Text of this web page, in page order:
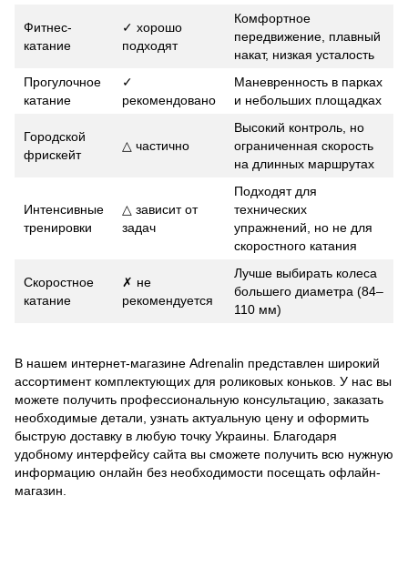
Фитнес-
катание
✓ хорошо
подходят
Комфортное
передвижение, плавный
накат, низкая усталость
Прогулочное
катание
✓
рекомендовано
Маневренность в парках
и небольших площадках
Городской
фрискейт
△ частично
Высокий контроль, но
ограниченная скорость
на длинных маршрутах
Интенсивные
тренировки
△ зависит от
задач
Подходят для
технических
упражнений, но не для
скоростного катания
Скоростное
катание
✗ не
рекомендуется
Лучше выбирать колеса
большего диаметра (84–
110 мм)
В нашем интернет-магазине Adrenalin представлен широкий
ассортимент комплектующих для роликовых коньков. У нас вы
можете получить профессиональную консультацию, заказать
необходимые детали, узнать актуальную цену и оформить
быструю доставку в любую точку Украины. Благодаря
удобному интерфейсу сайта вы сможете получить всю нужную
информацию онлайн без необходимости посещать офлайн-
магазин.